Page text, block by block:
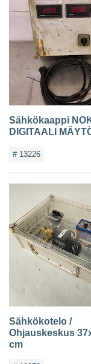
Sähkökaappi
DIGITAALI
# 13226
Sähkökotelo /
Ohjauskeskus
cm